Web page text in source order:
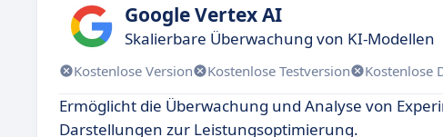
Google Vertex AI
Skalierbare Überwachung von KI-Modellen
Kostenlose Version Kostenlose Testversion Kostenlose
Ermöglicht die Überwachung und Analyse von
Darstellungen zur Leistungsoptimierung.